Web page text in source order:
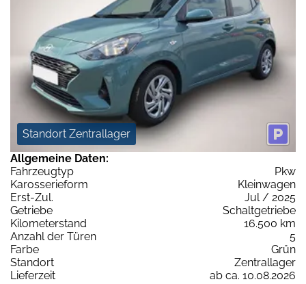
Standort Zentrallager
Allgemeine Daten:
Fahrzeugtyp
Pkw
Karosserieform
Kleinwagen
Erst-Zul.
Jul / 2025
Getriebe
Schaltgetriebe
Kilometerstand
16.500 km
Anzahl der Türen
5
Farbe
Grün
Standort
Zentrallager
Lieferzeit
ab ca. 10.08.2026